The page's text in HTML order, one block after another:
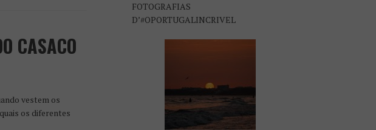
CASACO
vestem os
os diferentes
FOTOGRAFIAS
D’#OPORTUGALINCRIVEL